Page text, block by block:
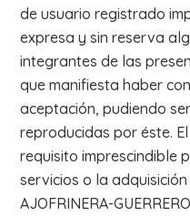
de usuario registrado
expresa y sin reserva
integrantes de las
que manifiesta haber
aceptación, pudiendo
reproducidas por éste.
requisito imprescindible
servicios o la
AJOFRINERA-